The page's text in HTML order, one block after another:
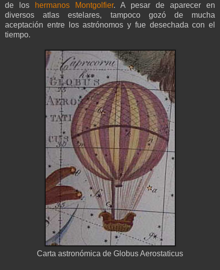
de los
hermanos Montgolfier. A pesar de aparecer en
diversos atlas estelares, tampoco gozó de mucha
aceptación entre los astrónomos y fue desechada con el
tiempo.
Carta astronómica de Globus Aerostaticus